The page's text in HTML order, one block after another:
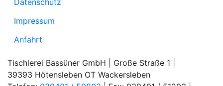
Impressum
Anfahrt
Tischlerei Bassüner GmbH | Große Straße 1 |
39393 Hötensleben OT Wackersleben